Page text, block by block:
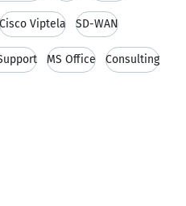
Cisco Viptela SD-WAN
MS Office Consulting